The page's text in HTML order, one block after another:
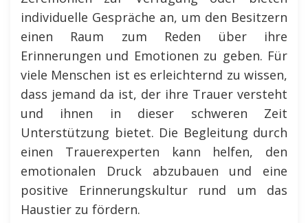
individuelle Gespräche an, um den Besitzern
einen Raum zum Reden über ihre
Erinnerungen und Emotionen zu geben. Für
viele Menschen ist es erleichternd zu wissen,
dass jemand da ist, der ihre Trauer versteht
und ihnen in dieser schweren Zeit
Unterstützung bietet. Die Begleitung durch
einen Trauerexperten kann helfen, den
emotionalen Druck abzubauen und eine
positive Erinnerungskultur rund um das
Haustier zu fördern.